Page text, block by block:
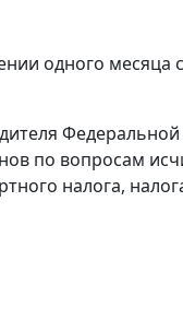
одного месяца
по вопросам
налога,